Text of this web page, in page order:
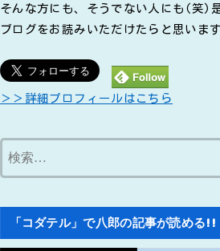
そんな方にも、そうでない人にも(笑)
ブログをお読みいただけたらと思います
＞＞詳細プロフィールはこちら
「コダテル」で八郎の記事が読める!!